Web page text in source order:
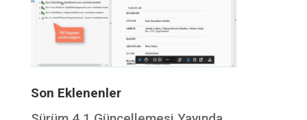
Son Eklenenler